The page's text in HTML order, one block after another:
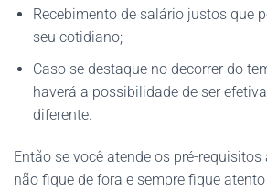
Recebimento de salário justos que
seu cotidiano;
Caso se destaque no decorrer do
haverá a possibilidade de ser
diferente.
Então se você atende os pré-
não fique de fora e sempre fique